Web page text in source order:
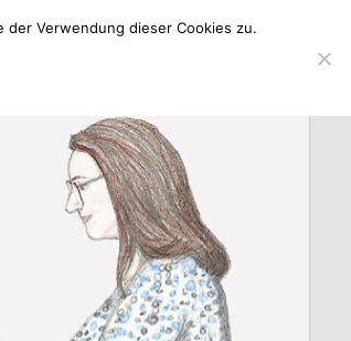
Verwendung dieser Cookies zu.